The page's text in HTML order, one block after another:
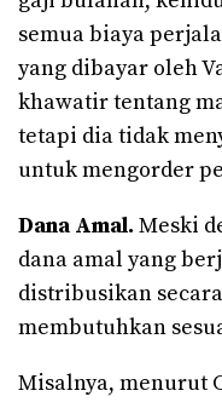
semua biaya
yang dibayar oleh
khawatir tentang
tetapi dia tidak
untuk mengorder
Dana Amal. Meski
dana amal yang
distribusikan
membutuhkan
Misalnya, menurut